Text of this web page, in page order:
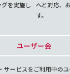
を実施し
へと対応、
す。
ユーザー会
サービスをご利用中の